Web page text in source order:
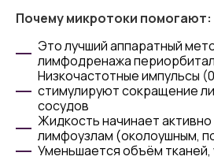
Почему микротоки помогают:
Это лучший аппаратный
лимфодренажа
Низкочастотные импульсы
стимулируют сокращение
сосудов
Жидкость начинает активно
лимфоузлам (околоушным,
Уменьшается объём тканей,